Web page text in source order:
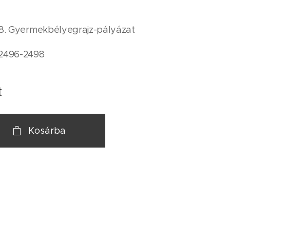
Gyermekbélyegrajz-pályázat
2498
Kosárba